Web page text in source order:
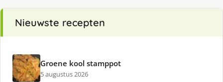
Nieuwste recepten
Groene kool stamppot
5 augustus 2026